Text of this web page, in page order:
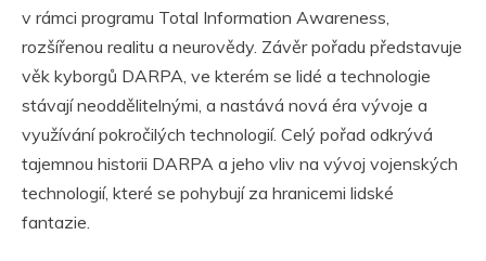
v rámci programu Total Information Awareness,
rozšířenou realitu a neurovědy. Závěr pořadu představuje
věk kyborgů DARPA, ve kterém se lidé a technologie
stávají neoddělitelnými, a nastává nová éra vývoje a
využívání pokročilých technologií. Celý pořad odkrývá
tajemnou historii DARPA a jeho vliv na vývoj vojenských
technologií, které se pohybují za hranicemi lidské
fantazie.